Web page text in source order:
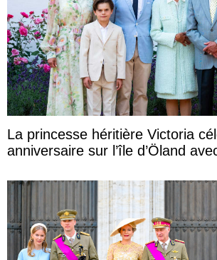
La princesse héritière Victoria
anniversaire sur l’île d’Öland